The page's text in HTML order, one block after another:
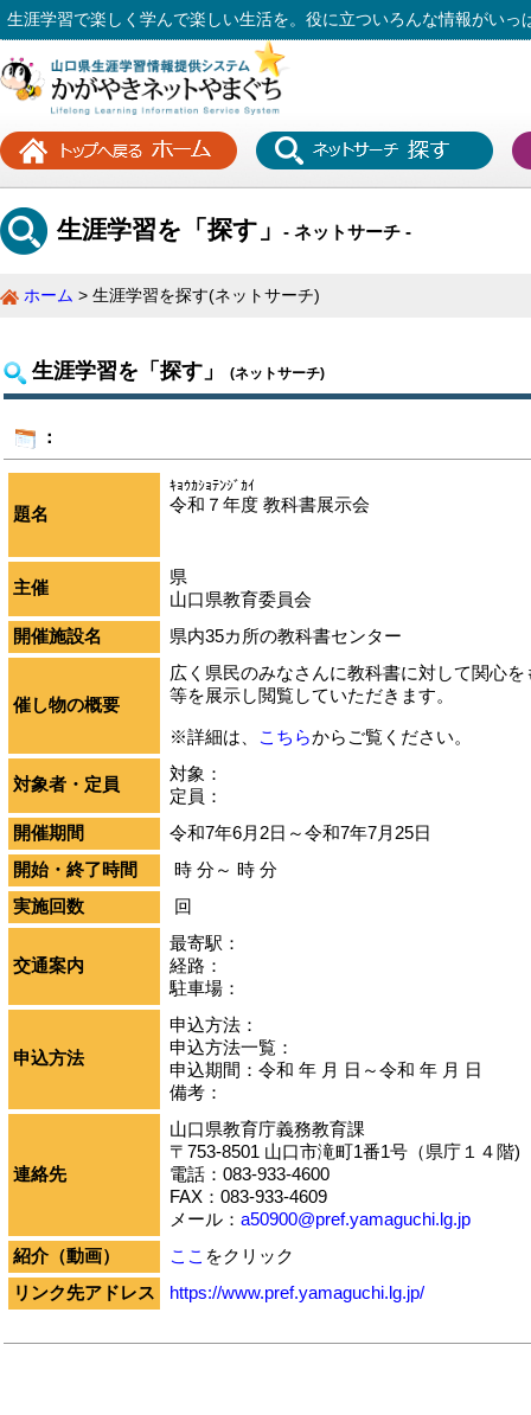
生涯学習で楽しく学んで楽しい生活を。役に立ついろんな情報がいっ
生涯学習を「探す」 - ネットサーチ -
ホーム 生涯学習を探す(ネットサーチ)
生涯学習を「探す」 (ネットサーチ)
：
題名
ｷｮｳｶｼｮﾃﾝｼﾞｶｲ
令和７年度 教科書展示会
主催
県
山口県教育委員会
開催施設名
県内35カ所の教科書センター
催し物の概要
広く県民のみなさんに教科書に対して関心
等を展示し閲覧していただきます。
※詳細は、 こちらからご覧ください。
対象者・定員
対象：
定員：
開催期間
令和7年6月2日～令和7年7月25日
開始・終了時間
時 分～ 時 分
実施回数
回
交通案内
最寄駅：
経路：
駐車場：
申込方法
申込方法：
申込方法一覧：
申込期間：令和 年 月 日～令和 年 月 日
備考：
連絡先
山口県教育庁義務教育課
〒753-8501 山口市滝町1番1号（県庁１４階)
電話：083-933-4600
FAX：083-933-4609
メール： a50900@pref.yamaguchi.lg.jp
紹介（動画）
ここ をクリック
リンク先アドレス
https://www.pref.yamaguchi.lg.jp/